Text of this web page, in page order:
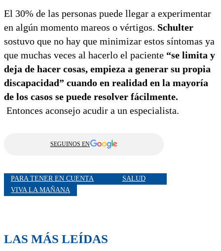
El 30% de las personas puede llegar a experimentar
en algún momento mareos o vértigos. Schulter
sostuvo que no hay que minimizar estos síntomas ya
que muchas veces al hacerlo el paciente “se limita y
deja de hacer cosas, empieza a generar su propia
discapacidad” cuando en realidad en la mayoría
de los casos se puede resolver fácilmente.
Entonces aconsejo acudir a un especialista.
SEGUINOS EN
PARA TENER EN CUENTA
SALUD
VIVA LA MAÑANA
LAS MÁS LEÍDAS